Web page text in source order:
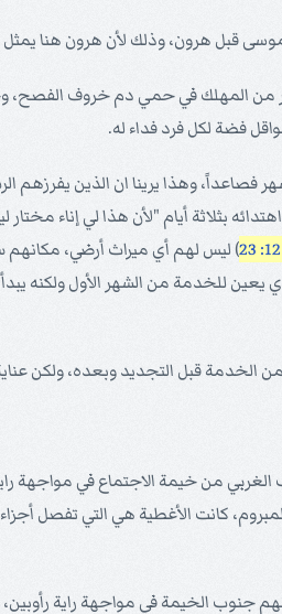
قبل هرون، وذلك لأن هرون هنا يمثل
فضة لكل فرد فداء له.
شهر فصاعداً، وهذا يرينا ان الذين
بثلاثة أيام "لأن هذا لي إناء
) ليس لهم أي ميراث أرضي، مكانهم
للخدمة من الشهر الأول ولكنه
الخدمة قبل التجديد وبعده، ولكن
من خيمة الاجتماع في مواجهة
كانت الأغطية هي التي تفصل
جنوب الخيمة في مواجهة راية